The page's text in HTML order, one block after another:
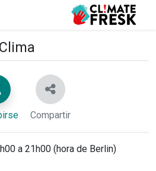
Compartir
a 21h00 (hora de Berlin)